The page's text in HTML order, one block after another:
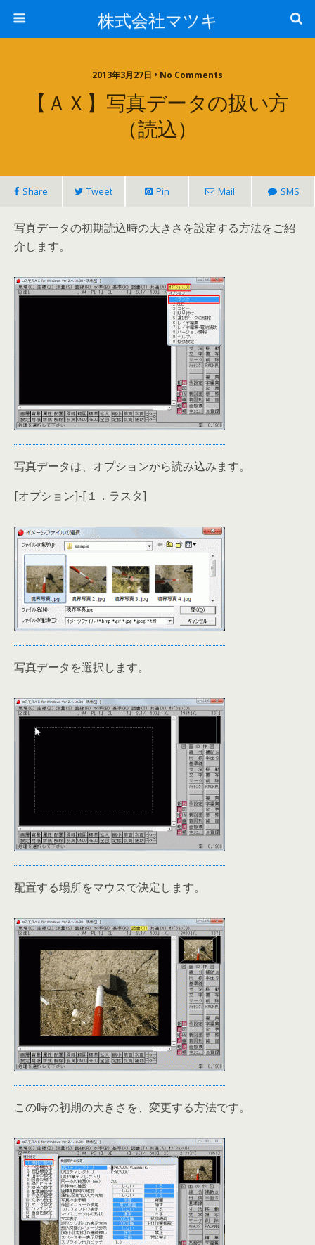
株式会社マツキ
2013年3月27日 • No Comments
【ＡＸ】写真データの扱い方
（読込）
Share Tweet Pin Mail SMS
写真データの初期読込時の大きさを設定する方法をご紹
介します。
写真データは、オプションから読み込みます。
[オプション]-[１．ラスタ]
写真データを選択します。
配置する場所をマウスで決定します。
この時の初期の大きさを、変更する方法です。